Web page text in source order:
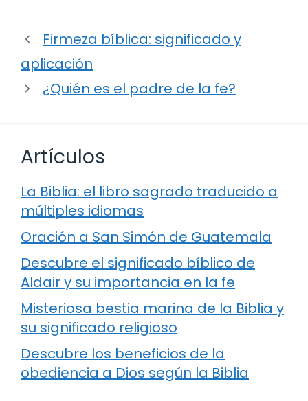
Firmeza bíblica: significado y
aplicación
¿Quién es el padre de la fe?
Artículos
La Biblia: el libro sagrado traducido a
múltiples idiomas
Oración a San Simón de Guatemala
Descubre el significado bíblico de
Aldair y su importancia en la fe
Misteriosa bestia marina de la Biblia y
su significado religioso
Descubre los beneficios de la
obediencia a Dios según la Biblia